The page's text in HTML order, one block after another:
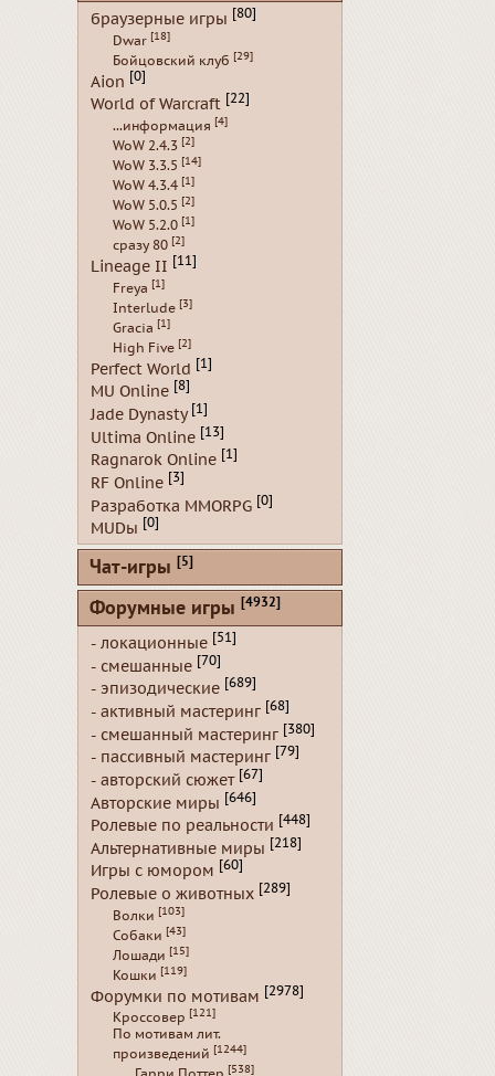
браузерные игры [80]
Dwar [18]
Бойцовский клуб [29]
Aion [0]
World of Warcraft [22]
...информация [4]
WoW 2.4.3 [2]
WoW 3.3.5 [14]
WoW 4.3.4 [1]
WoW 5.0.5 [2]
WoW 5.2.0 [1]
сразу 80 [2]
Lineage II [11]
Freya [1]
Interlude [3]
Gracia [1]
High Five [2]
Perfect World [1]
MU Online [8]
Jade Dynasty [1]
Ultima Online [13]
Ragnarok Online [1]
RF Online [3]
Разработка MMORPG [0]
MUDы [0]
Чат-игры [5]
Форумные игры [4932]
- локационные [51]
- смешанные [70]
- эпизодические [689]
- активный мастеринг [68]
- смешанный мастеринг [380]
- пассивный мастеринг [79]
- авторский сюжет [67]
Авторские миры [646]
Ролевые по реальности [448]
Альтернативные миры [218]
Игры с юмором [60]
Ролевые о животных [289]
Волки [103]
Собаки [43]
Лошади [15]
Кошки [119]
Форумки по мотивам [2978]
Кроссовер [121]
По мотивам лит.
произведений [1244]
[538]